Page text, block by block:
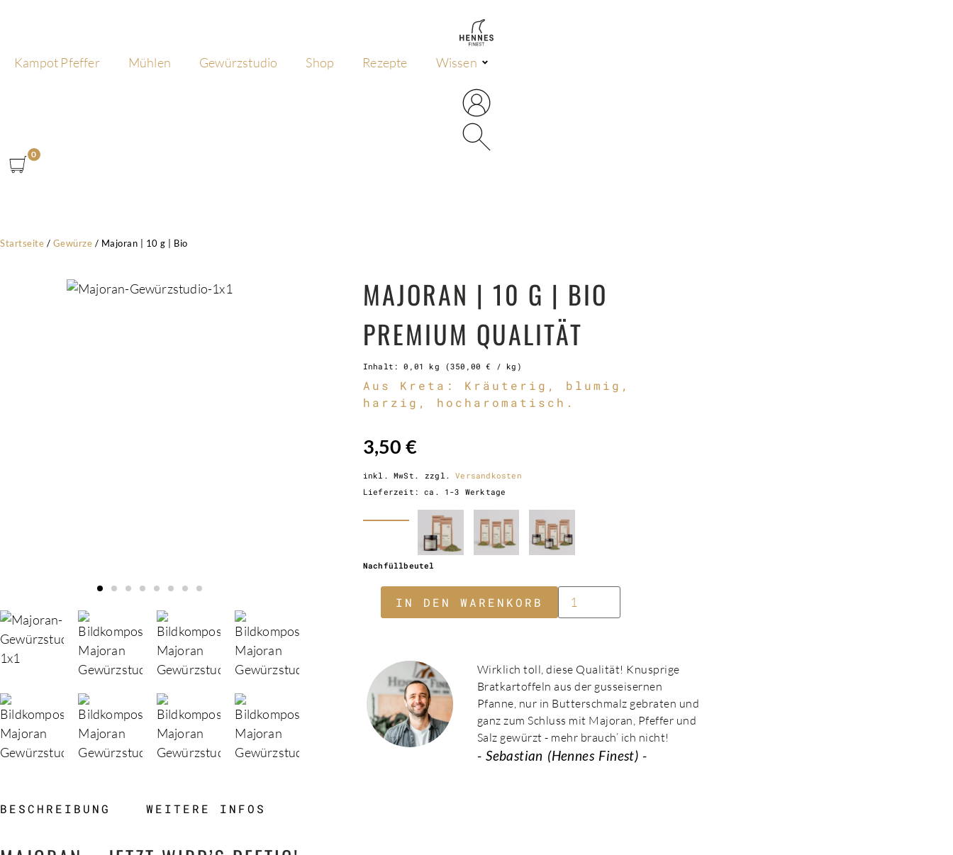
Kampot Pfeffer Mühlen Gewürzstudio Shop Rezepte Wissen
0
Startseite / Gewürze / Majoran | 10 g | Bio
MAJORAN | 10 G | BIO
PREMIUM QUALITÄT
Inhalt: 0,01 kg (350,00€ / kg )
Aus Kreta: Kräuterig, blumig,
harzig, hocharomatisch.
3,50 €
inkl. MwSt. zzgl.Versandkosten
Lieferzeit:ca. 1-3 Werktage
Nachfüllbeutel
IN DEN WARENKORB
Wirklich toll, diese Qualität! Knusprige
Bratkartoffeln aus der gusseisernen
Pfanne, nur in Butterschmalz gebraten und
ganz zum Schluss mit Majoran, Pfeffer und
Salz gewürzt - mehr brauch’ ich nicht!
- Sebastian (Hennes Finest) -
BESCHREIBUNG WEITERE INFOS